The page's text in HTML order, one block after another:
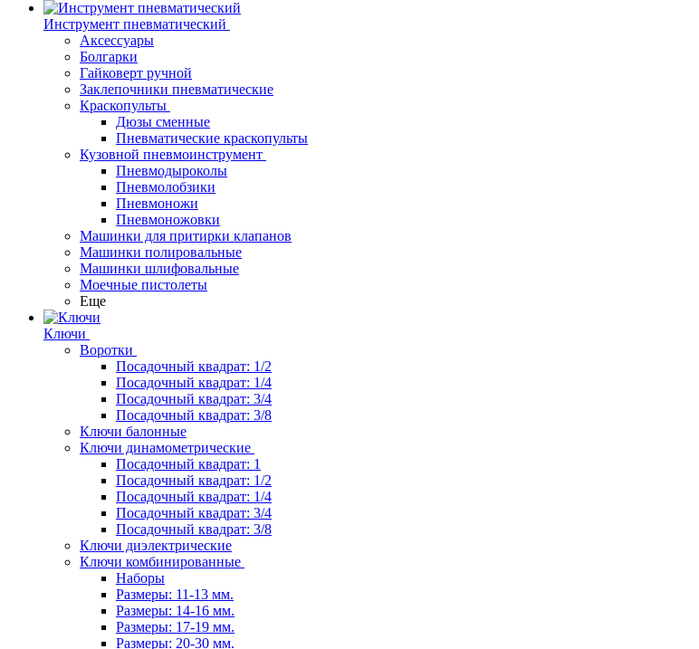
Инструмент пневматический
Аксессуары
Болгарки
Гайковерт ручной
Заклепочники пневматические
Краскопульты
Дюзы сменные
Пневматические краскопульты
Кузовной пневмоинструмент
Пневмодыроколы
Пневмолобзики
Пневмоножи
Пневмоножовки
Машинки для притирки клапанов
Машинки полировальные
Машинки шлифовальные
Моечные пистолеты
Еще
Ключи
Воротки
Посадочный квадрат: 1/2
Посадочный квадрат: 1/4
Посадочный квадрат: 3/4
Посадочный квадрат: 3/8
Ключи балонные
Ключи динамометрические
Посадочный квадрат: 1
Посадочный квадрат: 1/2
Посадочный квадрат: 1/4
Посадочный квадрат: 3/4
Посадочный квадрат: 3/8
Ключи диэлектрические
Ключи комбинированные
Наборы
Размеры: 11-13 мм.
Размеры: 14-16 мм.
Размеры: 17-19 мм.
Размеры: 20-30 мм.